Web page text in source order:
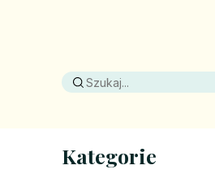
Kategorie